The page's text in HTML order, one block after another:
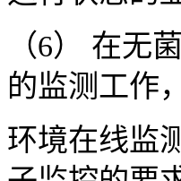
（6） 在无
的监测工作
环境在线监